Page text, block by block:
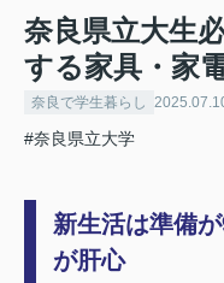
奈良県立大生
する家具・家
奈良で学生暮らし
#奈良県立大学
新生活は準備
が肝心